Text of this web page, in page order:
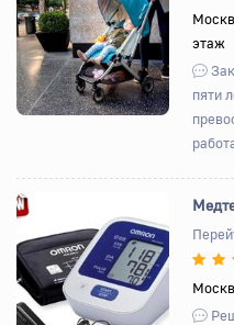
Назад Вперед
этаж
пяти
Назад Вперед